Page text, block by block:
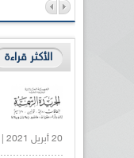
الأكثر قراءة
20 أبريل 2021 |